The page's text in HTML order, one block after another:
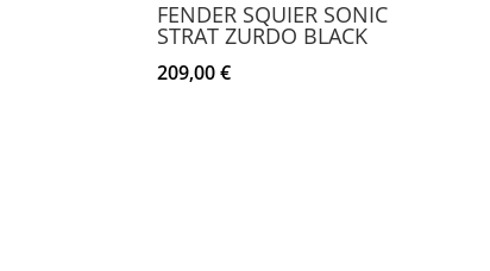
FENDER SQUIER SONIC
STRAT ZURDO BLACK
209,00€